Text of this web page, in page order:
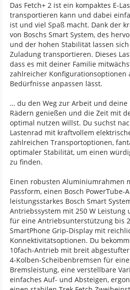
Das Fetch+ 2 ist ein kompaktes E-
transportieren kann und dabei
ist und viel Spaß macht. Dank der
von Boschs Smart System, des
und der hohen Stabilität lassen
Zuladung transportieren. Dieses
dass es mit deiner Familie
zahlreicher Konfigurationsoptionen
Bedürfnisse anpassen lässt.
… du den Weg zur Arbeit und deine
Rädern genießen und die Zeit mit
optimal nutzen willst. Du suchst
Lastenrad mit kraftvollem
zahlreichen Transportoptionen,
optimaler Stabilität, um einen
zu finden.
Einen robusten Aluminiumrahmen
Passform, einen Bosch PowerTube-
leistungsstarkes Bosch Smart
Antriebssystem mit 250 W Leistung
für eine Antriebsunterstützung bis
SmartPhone Grip-Display mit
Konnektivitätsoptionen. Du
10fach-Antrieb mit breit
4-Kolben-Scheibenbremsen für
Bremsleistung, eine verstellbare
einfaches Auf- und Absteigen,